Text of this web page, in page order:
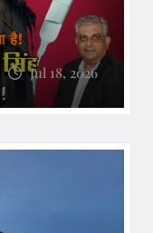
है!
Jul 18, 2026